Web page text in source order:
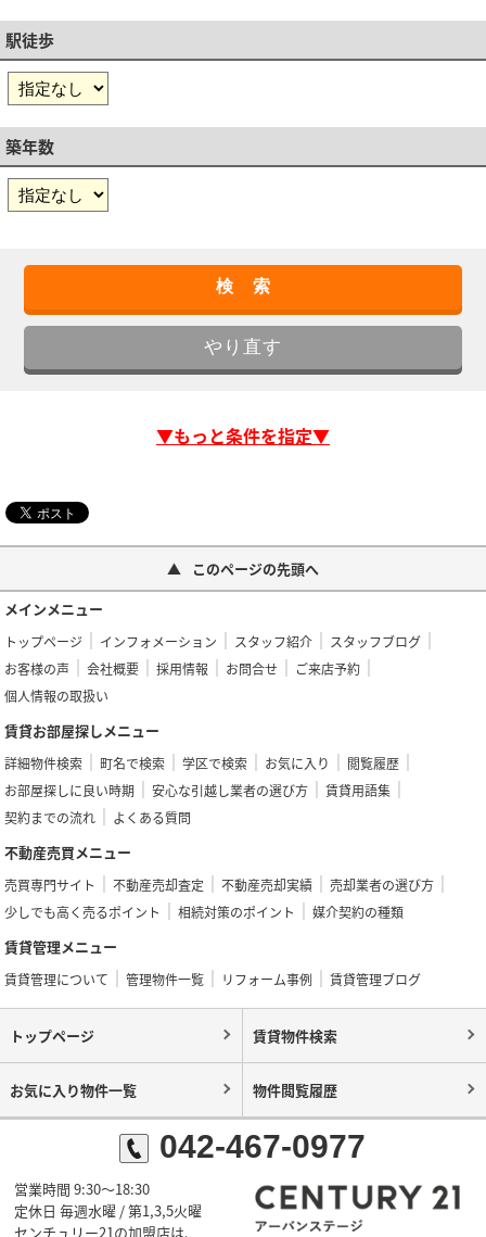
駅徒歩
築年数
▼もっと条件を指定▼
このページの先頭へ
メインメニュー
トップページ インフォメーション スタッフ紹介
スタッフブログ
お客様の声
会社概要 採用情報 お問合せ
ご来店予約
個人情報の取扱い
賃貸お部屋探しメニュー
詳細物件検索 町名で検索 学区で検索 お気に入り
閲覧履歴
お部屋探しに良い時期
安心な引越し業者の選び方
賃貸用語集
契約までの流れ
よくある質問
不動産売買メニュー
売買専門サイト 不動産売却査定 不動産売却実績
売却業者の選び方
少しでも高く売るポイント
相続対策のポイント 媒介契約の種類
賃貸管理メニュー
賃貸管理について 管理物件一覧 リフォーム事例 賃貸管理ブログ
トップページ 賃貸物件検索
お気に入り物件一覧 物件閲覧履歴
042-467-0977
営業時間 9:30～18:30
定休日 毎週水曜 / 第1,3,5火曜
センチュリー21の加盟店は、